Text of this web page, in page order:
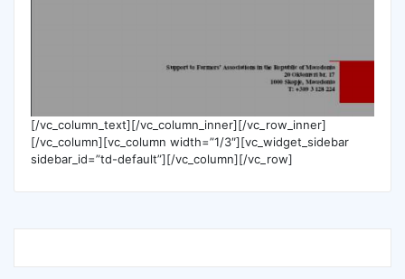
[/vc_column_text][/vc_column_inner][/vc_row_inner]
[/vc_column][vc_column width=”1/3″][vc_widget_sidebar
sidebar_id=”td-default”][/vc_column][/vc_row]